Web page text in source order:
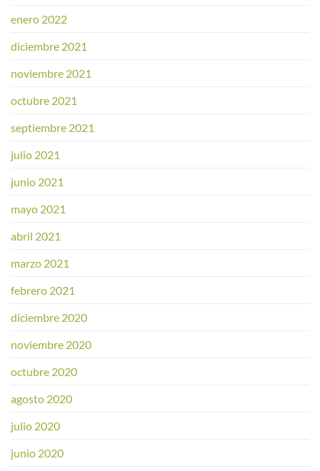
enero 2022
diciembre 2021
noviembre 2021
octubre 2021
septiembre 2021
julio 2021
junio 2021
mayo 2021
abril 2021
marzo 2021
febrero 2021
diciembre 2020
noviembre 2020
octubre 2020
agosto 2020
julio 2020
junio 2020